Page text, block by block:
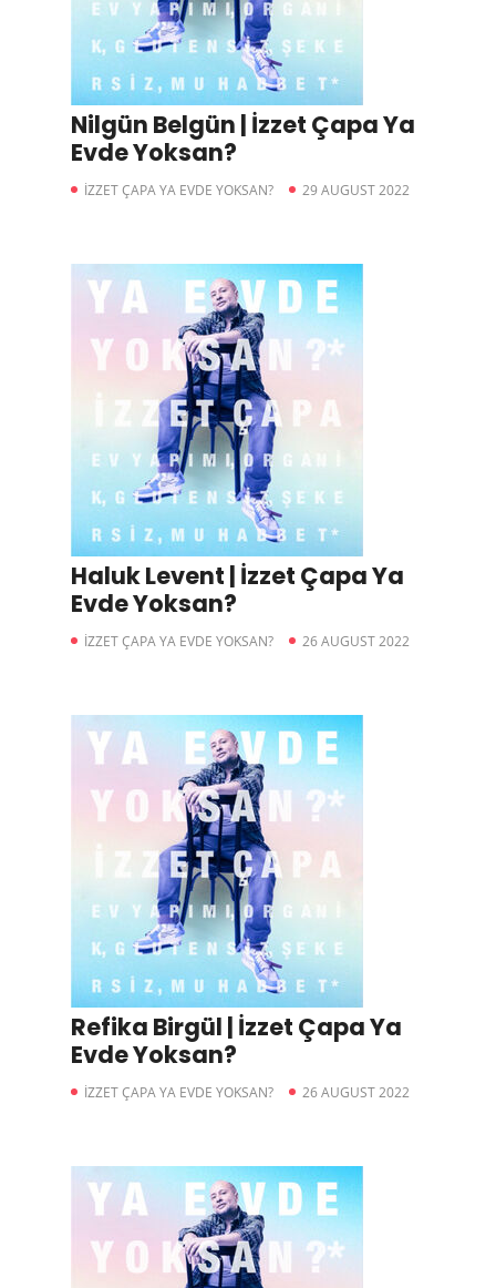
Nilgün Belgün | İzzet Çapa Ya
Evde Yoksan?
İZZET ÇAPA YA EVDE YOKSAN? 29 AUGUST 2022
Haluk Levent | İzzet Çapa Ya
Evde Yoksan?
İZZET ÇAPA YA EVDE YOKSAN? 26 AUGUST 2022
Refika Birgül | İzzet Çapa Ya
Evde Yoksan?
İZZET ÇAPA YA EVDE YOKSAN? 26 AUGUST 2022